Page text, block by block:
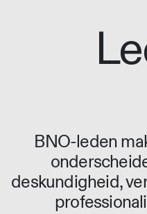
BNO-leden
deskundigheid,